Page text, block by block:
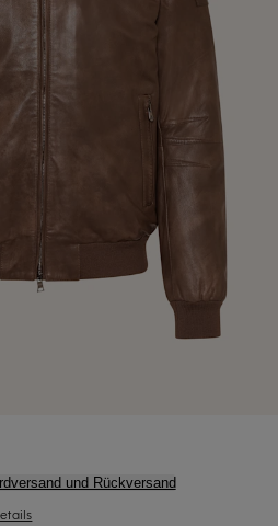
und Rückversand